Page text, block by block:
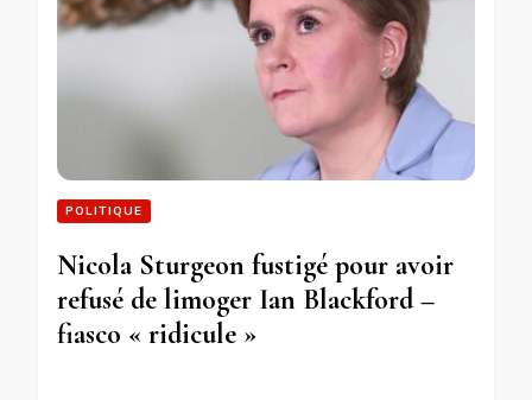
POLITIQUE
Nicola Sturgeon fustigé pour avoir
refusé de limoger Ian Blackford –
fiasco « ridicule »